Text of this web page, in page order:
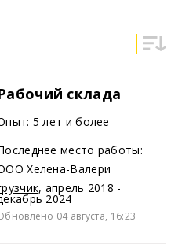
склада
5 лет и более
место работы:
Хелена-Валери
, апрель 2018 -
2024
04 августа, 16:23